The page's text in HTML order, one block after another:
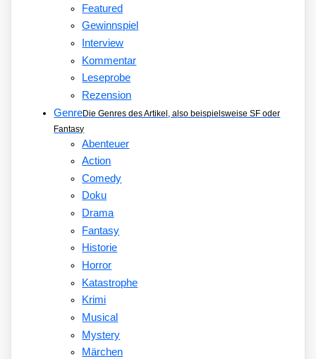
Featured
Gewinnspiel
Interview
Kommentar
Leseprobe
Rezension
GenreDie Genres des Artikel, also beispielsweise SF oder
Fantasy
Abenteuer
Action
Comedy
Doku
Drama
Fantasy
Historie
Horror
Katastrophe
Krimi
Musical
Mystery
Märchen